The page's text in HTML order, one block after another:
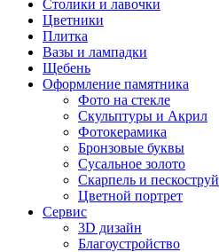
Столики и лавочки
Цветники
Плитка
Вазы и лампадки
Щебень
Оформление памятника
Фото на стекле
Скульптуры и Акрил
Фотокерамика
Бронзовые буквы
Сусальное золото
Скарпель и пескоструй
Цветной портрет
Сервис
3D дизайн
Благоустройство